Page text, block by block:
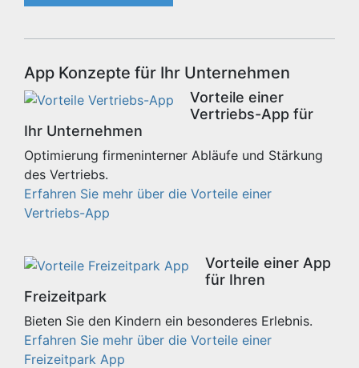
App Konzepte für Ihr Unternehmen
Vorteile einer
Vertriebs-App für
Ihr Unternehmen
Optimierung firmeninterner Abläufe und Stärkung
des Vertriebs.
Erfahren Sie mehr über die Vorteile einer
Vertriebs-App
Vorteile einer App
für Ihren
Freizeitpark
Bieten Sie den Kindern ein besonderes Erlebnis.
Erfahren Sie mehr über die Vorteile einer
Freizeitpark App